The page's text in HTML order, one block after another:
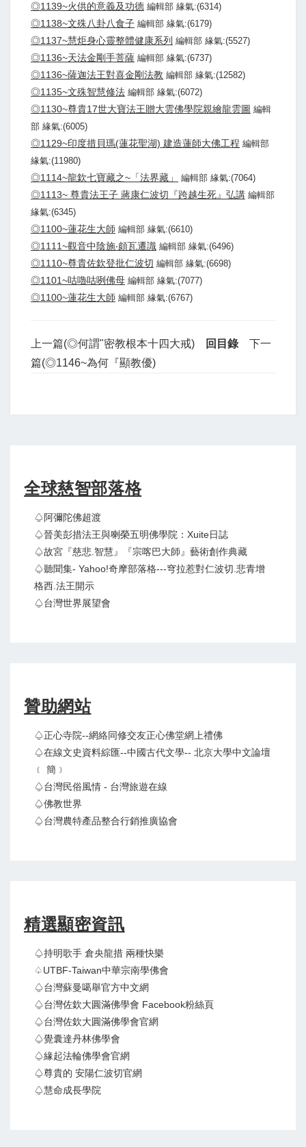
◎1139~火供的意義及功德 編輯部 緣氣:(6314)
◎1138~文殊八卦八食子 編輯部 緣氣:(6179)
◎1137~慧炬身心靈整體健康系列 編輯部 緣氣:(5527)
◎1136~天法金剛手菩薩 編輯部 緣氣:(6737)
◎1136~薩迦法王對喜金剛法教 編輯部 緣氣:(12582)
◎1135~文殊智慧修法 編輯部 緣氣:(6072)
◎1130~尊貴17世大寶法王贈大雲佛學院親繪龍雲圖 編輯
部 緣氣:(6005)
◎1129~印度措貝瑪(蓮花聖湖) 建造蓮師大佛工程 編輯部
緣氣:(11980)
◎1114~龍欽七寶藏之~「法界藏」 編輯部 緣氣:(7064)
◎1113~ 尊貴法王子 蔣康仁波切『跨越生死』弘講 編輯部
緣氣:(6345)
◎1100~蓮花生大師 編輯部 緣氣:(6610)
◎1111~觀音中陰施‧頗瓦遷識 編輯部 緣氣:(6496)
◎1110~尊貴佐欽登批仁波切 編輯部 緣氣:(6698)
◎1101~咕嚕咕咧佛母 編輯部 緣氣:(7077)
◎1100~蓮花生大師 編輯部 緣氣:(6767)
上一篇(◎何謂"密教根本十四大戒) 回目錄
下一
篇(◎1146~為何『顯教優)
全球慈智部落格
♤阿彌陀佛超渡
♤晉美彭措法王與喇榮五明佛學院：Xuite日誌
♤故宮『慈悲.智慧』『宗喀巴大師』藝術創作典藏
♤聽聞集- Yahoo!奇摩部落格---穹拉惹對仁波切.悲青增
格西.法王開示
♤台灣世界展望會
贊助網站
♤正心寺院--網絡同修交友正心佛堂網上禮佛
♤在線文史資料綜匯--中國古代文學-- 北京大學中文論壇
﹝ 簡﹞
♤台灣民俗風情 - 台灣旅遊在線
♤佛教世界
♤台灣農特產品整合行銷推廣協會
精選顯密資訊
♤持明歌手 倉央龍措 兩種快樂
♤UTBF-Taiwan中華宗南學佛會
♤台灣蘇曼噶舉官方中文網
♤台灣佐欽大圓滿佛學會 Facebook粉絲頁
♤台灣佐欽大圓滿佛學會官網
♤覺囊達丹林佛學會
♤緣起法輪佛學會官網
♤尊貴的 安陽仁波切官網
♤慧命成長學院